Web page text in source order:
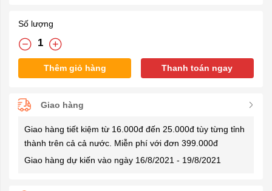
Số lượng
Thêm giỏ hàng Thanh toán ngay
Giao hàng
Giao hàng tiết kiệm từ 16.000đ đến 25.000đ tùy từng tỉnh
thành trên cả cả nước. Miễn phí với đơn 399.000đ
Giao hàng dự kiến vào ngày 16/8/2021 - 19/8/2021